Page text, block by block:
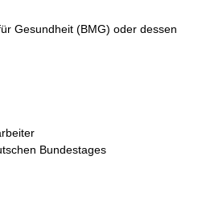
Gesundheit (BMG) oder dessen
Bundestages